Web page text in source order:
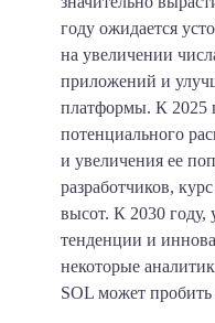
году ожидается
на увеличении
приложений и
платформы. К 2025
потенциального
и увеличения ее
разработчиков,
высот. К 2030 году,
тенденции и
некоторые
SOL может пробить